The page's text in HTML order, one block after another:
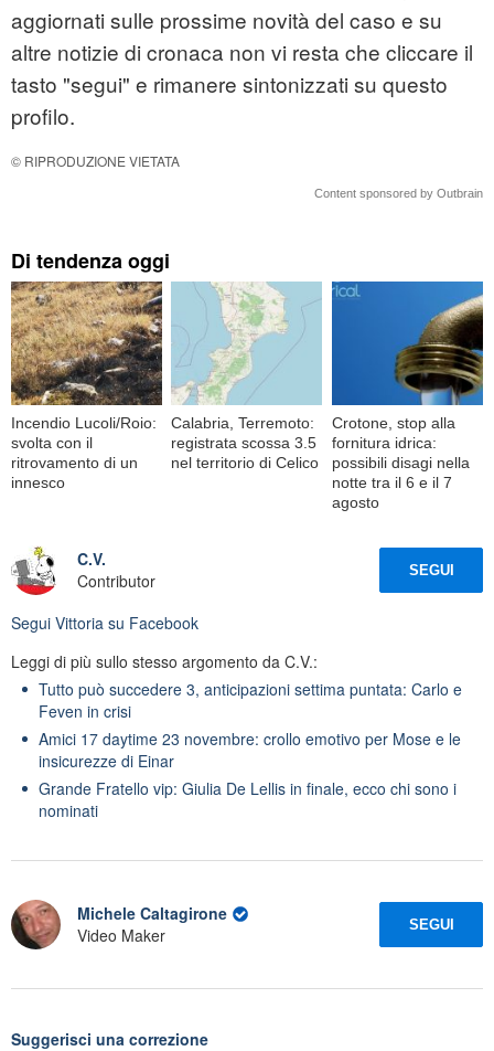
aggiornati sulle prossime novità del caso e su
altre notizie di cronaca non vi resta che cliccare il
tasto "segui" e rimanere sintonizzati su questo
profilo.
© RIPRODUZIONE VIETATA
Content sponsored by Outbrain
Di tendenza oggi
Incendio Lucoli/Roio:
svolta con il
ritrovamento di un
innesco
Calabria, Terremoto:
registrata scossa 3.5
nel territorio di Celico
Crotone, stop alla
fornitura idrica:
possibili disagi nella
notte tra il 6 e il 7
agosto
C.V.
Contributor
SEGUI
Segui Vittoria su Facebook
Leggi di più sullo stesso argomento da C.V.:
Tutto può succedere 3, anticipazioni settima puntata: Carlo e
Feven in crisi
Amici 17 daytime 23 novembre: crollo emotivo per Mose e le
insicurezze di Einar
Grande Fratello vip: Giulia De Lellis in finale, ecco chi sono i
nominati
Michele Caltagirone
Video Maker
SEGUI
Suggerisci una correzione